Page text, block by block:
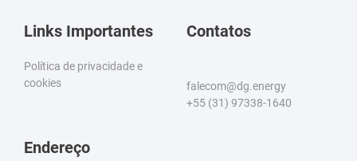
Links Importantes
Política de privacidade e
cookies
Contatos
falecom@dg.energy
+55 (31) 97338-1640
Endereço